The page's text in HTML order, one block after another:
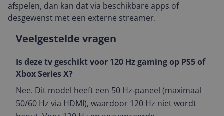
afspelen, dan kan dat via beschikbare apps of
desgewenst met een externe streamer.
Veelgestelde vragen
Is deze tv geschikt voor 120 Hz gaming op PS5 of
Xbox Series X?
Nee. Dit model heeft een 50 Hz‑paneel (maximaal
50/60 Hz via HDMI), waardoor 120 Hz niet wordt